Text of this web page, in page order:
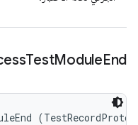
TestModuleEnd